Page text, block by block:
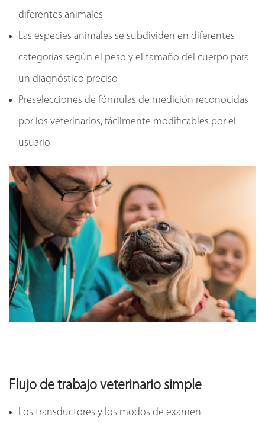
diferentes animales
Las especies animales se subdividen en diferentes
categorías según el peso y el tamaño del cuerpo para
un diagnóstico preciso
Preselecciones de fórmulas de medición reconocidas
por los veterinarios, fácilmente modificables por el
usuario
Flujo de trabajo veterinario simple
Los transductores y los modos de examen